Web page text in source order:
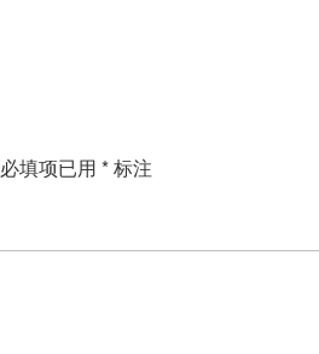
必填项已用 *标注